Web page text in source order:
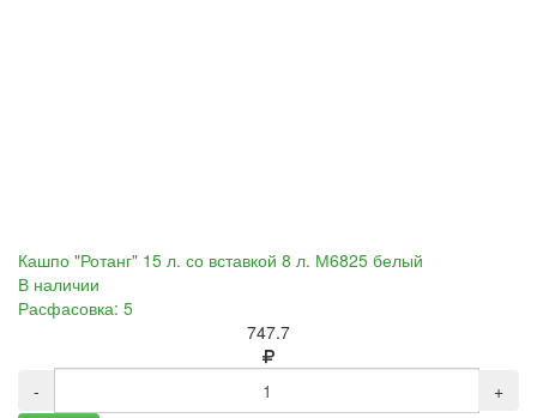
Кашпо "Ротанг" 15 л. со вставкой 8 л. М6825 белый
В наличии
Расфасовка: 5
747.7
-
+